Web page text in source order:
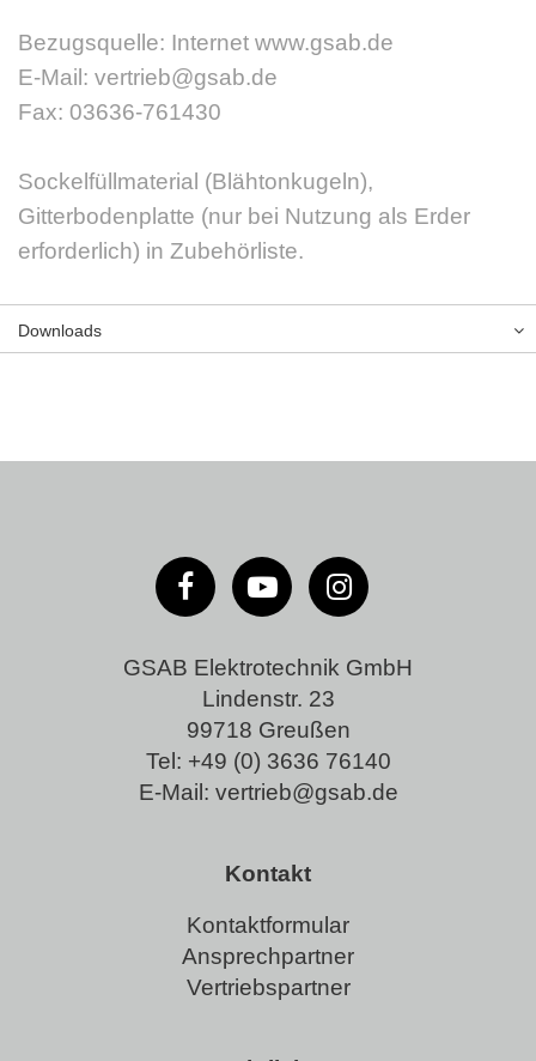
Bezugsquelle: Internet www.gsab.de
E-Mail: vertrieb@gsab.de
Fax: 03636-761430
Sockelfüllmaterial (Blähtonkugeln),
Gitterbodenplatte (nur bei Nutzung als Erder
erforderlich) in Zubehörliste.
Downloads
GSAB Elektrotechnik GmbH
Lindenstr. 23
99718 Greußen
Tel: +49 (0) 3636 76140
E-Mail: vertrieb@gsab.de
Kontakt
Kontaktformular
Ansprechpartner
Vertriebspartner